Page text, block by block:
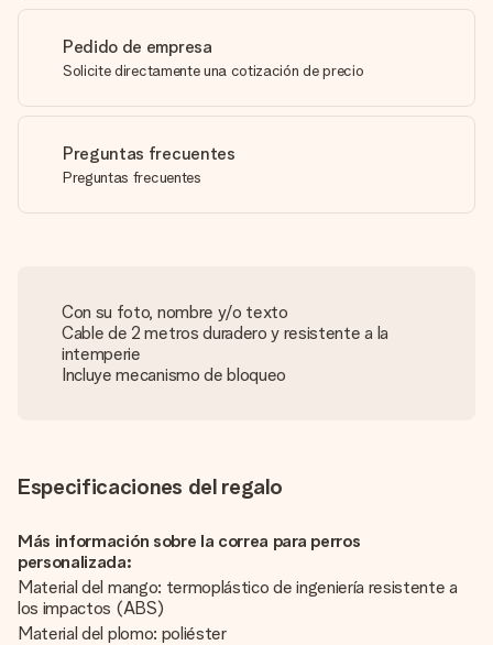
Pedido de empresa
Solicite directamente una cotización de precio
Preguntas frecuentes
Preguntas frecuentes
Con su foto, nombre y/o texto
Cable de 2 metros duradero y resistente a la
intemperie
Incluye mecanismo de bloqueo
Especificaciones del regalo
Más información sobre la correa para perros
personalizada:
Material del mango: termoplástico de ingeniería resistente a
los impactos (ABS)
Material del plomo: poliéster